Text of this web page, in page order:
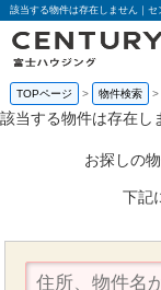
該当する物件は存在しません｜
TOPページ 物件検索
該当する物件は存在し
お探しの
下記